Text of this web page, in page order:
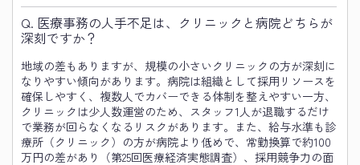
Q. 医療事務の人手不足は、クリニックと病院どちらが
深刻ですか？
地域の差もありますが、規模の小さいクリニックの方が深刻に
なりやすい傾向があります。病院は組織として採用リソースを
確保しやすく、複数人でカバーできる体制を整えやすい一方、
クリニックは少人数運営のため、スタッフ1人が退職するだけ
で業務が回らなくなるリスクがあります。また、給与水準も診
療所（クリニック）の方が病院より低めで、常勤換算で約100
万円の差があり（第25回医療経済実態調査）、採用競争力の面